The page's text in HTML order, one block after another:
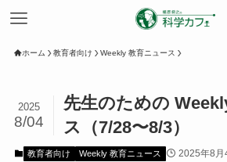
ホーム 教育者向け Weekly 教育ニュース
先生のための
ス（7/28〜8/3）
2025
8/04
教育者向け Weekly 教育ニュース 2025年8月